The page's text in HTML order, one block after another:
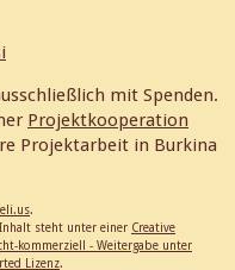
mit Spenden.
Projektkooperation
Projektarbeit in Burkina
.
steht unter einer Creative
kommerziell - Weitergabe unter
Lizenz.